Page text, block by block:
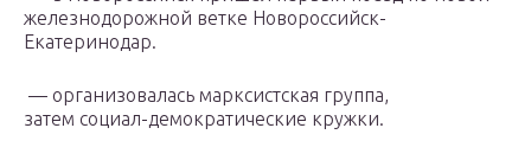
железнодорожной ветке Новороссийск-
Екатеринодар.
— организовалась марксистская группа,
затем социал-демократические кружки.